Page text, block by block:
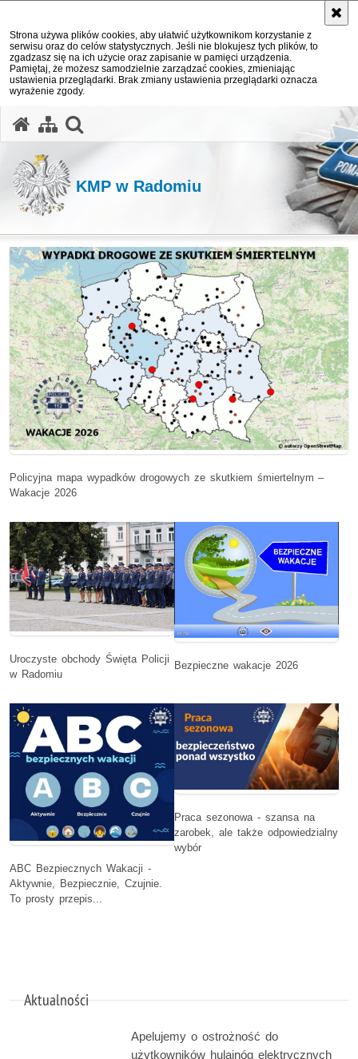
Strona używa plików cookies, aby ułatwić użytkownikom korzystanie z
serwisu oraz do celów statystycznych. Jeśli nie blokujesz tych plików, to
zgadzasz się na ich użycie oraz zapisanie w pamięci urządzenia.
Pamiętaj, że możesz samodzielnie zarządzać cookies, zmieniając
ustawienia przeglądarki. Brak zmiany ustawienia przeglądarki oznacza
wyrażenie zgody.
KMP w Radomiu
Ważne informacje
Policyjna mapa wypadków drogowych ze skutkiem śmiertelnym –
Wakacje 2026
Uroczyste obchody Święta Policji
w Radomiu
Bezpieczne wakacje 2026
ABC Bezpiecznych Wakacji -
Aktywnie, Bezpiecznie, Czujnie.
To prosty przepis...
Praca sezonowa - szansa na
zarobek, ale także odpowiedzialny
wybór
Aktualności
Apelujemy o ostrożność do
użytkowników hulajnóg elektrycznych